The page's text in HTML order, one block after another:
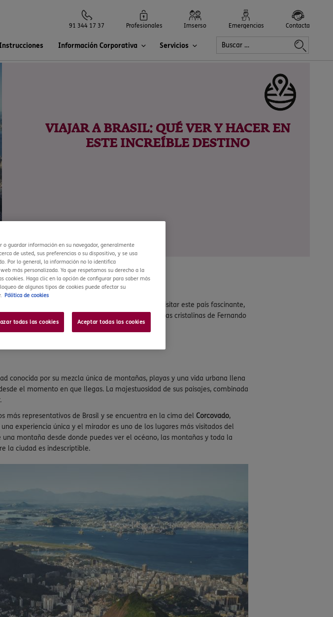
91 344 17 37 Profesionales Imserso Emergencias Contacta
Información Corporativa Servicios
VIAJAR A BRASIL: QUÉ VER Y HACER EN
ESTE INCREÍBLE DESTINO
culturas y actividades para disfrutar. Si planeas visitar este país fascinante,
la vibrante ciudad de Río de Janeiro hasta las aguas cristalinas de Fernando
sudamericano. ¡Vamos a ello!
conocida por su mezcla única de montañas, playas y una vida urbana llena
el momento en que llegas. La majestuosidad de sus paisajes, combinada
más representativos de Brasil y se encuentra en la cima del Corcovado,
experiencia única y el mirador es uno de los lugares más visitados del
montaña desde donde puedes ver el océano, las montañas y toda la
la ciudad es indescriptible.
guardar información en su navegador, generalmente
de usted, sus preferencias o su dispositivo, y se usa
Por lo general, la información no lo identifica
más personalizada. Ya que respetamos su derecho a la
cookies. Haga clic en la opción de configurar para saber más
de algunos tipos de cookies puede afectar su
Pólitica de cookies
todas las cookies Aceptar todas las cookies